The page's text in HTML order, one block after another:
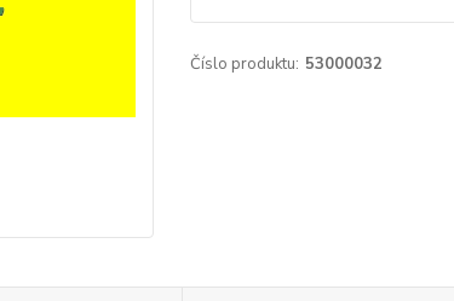
Číslo produktu: 53000032